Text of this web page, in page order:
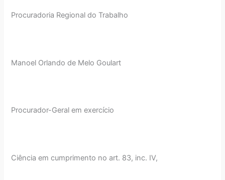
Procuradoria Regional do Trabalho
Manoel Orlando de Melo Goulart
Procurador-Geral em exercício
Ciência em cumprimento no art. 83, inc. IV,